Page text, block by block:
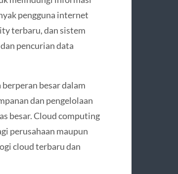
pengguna internet
terbaru, dan sistem
pencurian data
besar dalam
dan pengelolaan
besar. Cloud computing
perusahaan maupun
cloud terbaru dan